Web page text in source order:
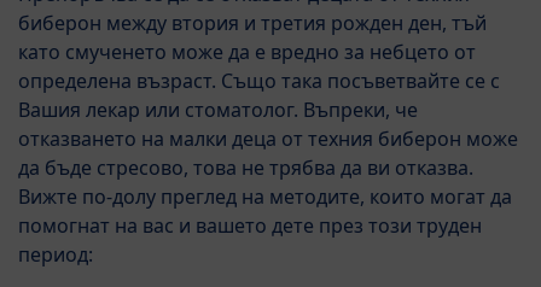
биберон между втория и третия рожден ден, тъй
като смученето може да е вредно за небцето от
определена възраст. Също така посъветвайте се с
Вашия лекар или стоматолог. Въпреки, че
отказването на малки деца от техния биберон може
да бъде стресово, това не трябва да ви отказва.
Вижте по-долу преглед на методите, които могат да
помогнат на вас и вашето дете през този труден
период: